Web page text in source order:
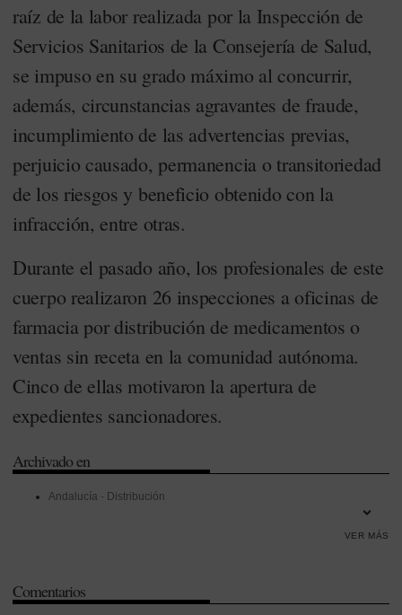
raíz de la labor realizada por la Inspección de
Servicios Sanitarios de la Consejería de Salud,
se impuso en su grado máximo al concurrir,
además, circunstancias agravantes de fraude,
incumplimiento de las advertencias previas,
perjuicio causado, permanencia o transitoriedad
de los riesgos y beneficio obtenido con la
infracción, entre otras.
Durante el pasado año, los profesionales de este
cuerpo realizaron 26 inspecciones a oficinas de
farmacia por distribución de medicamentos o
ventas sin receta en la comunidad autónoma.
Cinco de ellas motivaron la apertura de
expedientes sancionadores.
Archivado en
Andalucía - Distribución
VER MÁS
Comentarios